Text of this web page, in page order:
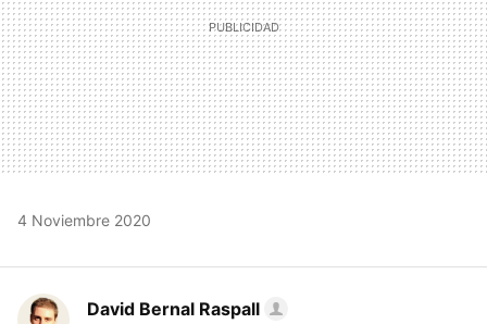
4 Noviembre 2020
David Bernal Raspall